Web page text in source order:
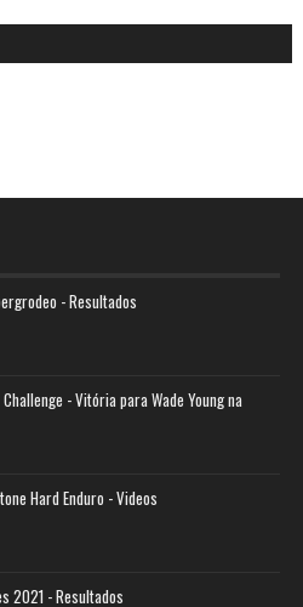
- Resultados
Challenge - Vitória para Wade Young na
Hard Enduro - Videos
2021 - Resultados